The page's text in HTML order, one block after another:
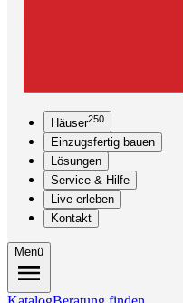
Häuser250
Einzugsfertig bauen
Lösungen
Service & Hilfe
Live erleben
Kontakt
Menü